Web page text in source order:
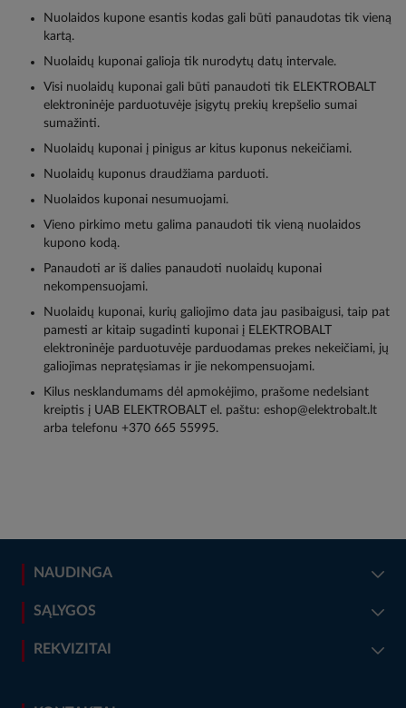
Nuolaidos kupone esantis kodas gali būti panaudotas tik vieną
kartą.
Nuolaidų kuponai galioja tik nurodytų datų intervale.
Visi nuolaidų kuponai gali būti panaudoti tik ELEKTROBALT
elektroninėje parduotuvėje įsigytų prekių krepšelio sumai
sumažinti.
Nuolaidų kuponai į pinigus ar kitus kuponus nekeičiami.
Nuolaidų kuponus draudžiama parduoti.
Nuolaidos kuponai nesumuojami.
Vieno pirkimo metu galima panaudoti tik vieną nuolaidos
kupono kodą.
Panaudoti ar iš dalies panaudoti nuolaidų kuponai
nekompensuojami.
Nuolaidų kuponai, kurių galiojimo data jau pasibaigusi, taip pat
pamesti ar kitaip sugadinti kuponai į ELEKTROBALT
elektroninėje parduotuvėje parduodamas prekes nekeičiami, jų
galiojimas nepratęsiamas ir jie nekompensuojami.
Kilus nesklandumams dėl apmokėjimo, prašome nedelsiant
kreiptis į UAB ELEKTROBALT el. paštu: eshop@elektrobalt.lt
arba telefonu +370 665 55995.
NAUDINGA
SĄLYGOS
REKVIZITAI